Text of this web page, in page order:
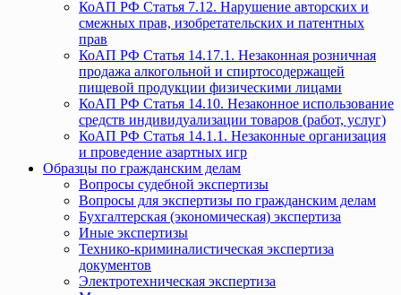
КоАП РФ Статья 7.12. Нарушение авторских и
смежных прав, изобретательских и патентных
прав
КоАП РФ Статья 14.17.1. Незаконная розничная
продажа алкогольной и спиртосодержащей
пищевой продукции физическими лицами
КоАП РФ Статья 14.10. Незаконное использование
средств индивидуализации товаров (работ, услуг)
КоАП РФ Статья 14.1.1. Незаконные организация
и проведение азартных игр
Образцы по гражданским делам
Вопросы судебной экспертизы
Вопросы для экспертизы по гражданским делам
Бухгалтерская (экономическая) экспертиза
Иные экспертизы
Технико-криминалистическая экспертиза
документов
Электротехническая экспертиза